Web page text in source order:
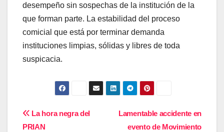
desempeño sin sospechas de la institución de la
que forman parte. La estabilidad del proceso
comicial que está por terminar demanda
instituciones limpias, sólidas y libres de toda
suspicacia.
Navegación
Lamentable accidente en
evento de Movimiento
La hora negra del
PRIAN